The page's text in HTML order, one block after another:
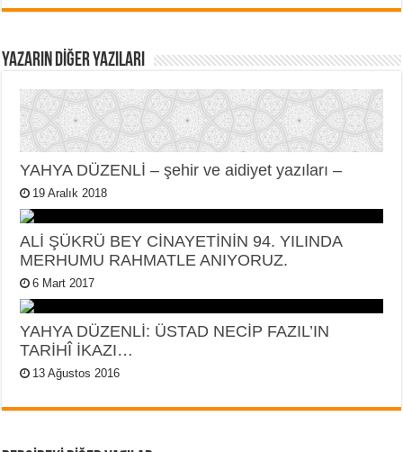
YAZARIN DIĞER YAZILARI
YAHYA DÜZENLİ – şehir ve aidiyet yazıları –
19 Aralık 2018
ALİ ŞÜKRÜ BEY CİNAYETİNİN 94. YILINDA
MERHUMU RAHMATLE ANIYORUZ.
6 Mart 2017
YAHYA DÜZENLİ: ÜSTAD NECİP FAZIL’IN
TARİHÎ İKAZI…
13 Ağustos 2016